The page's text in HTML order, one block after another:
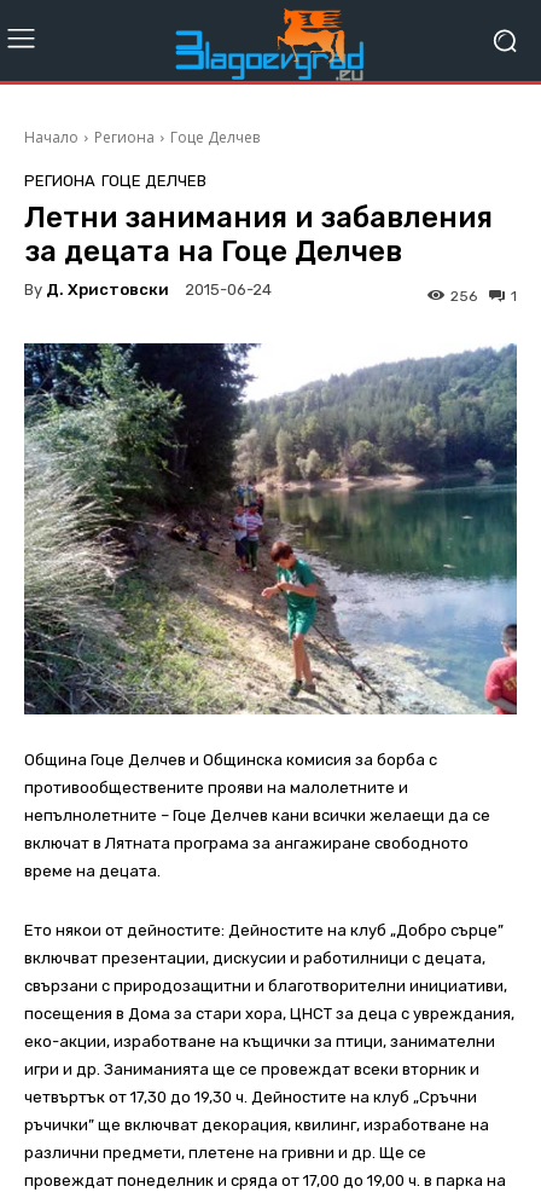
Начало Региона Гоце Делчев
РЕГИОНА ГОЦЕ ДЕЛЧЕВ
Летни занимания и забавления
за децата на Гоце Делчев
By Д. Христовски 2015-06-24 1
256
Oбщина Гоце Делчев и Общинска комисия за борба с
противообществените прояви на малолетните и
непълнолетните – Гоце Делчев кани всички желаещи да се
включат в Лятната програма за ангажиране свободното
време на децата.
Ето някои от дейностите: Дейностите на клуб „Добро сърце”
включват презентации, дискусии и работилници с децата,
свързани с природозащитни и благотворителни инициативи,
посещения в Дома за стари хора, ЦНСТ за деца с увреждания,
еко-акции, изработване на къщички за птици, занимателни
игри и др. Заниманията ще се провеждат всеки вторник и
четвъртък от 17,30 до 19,30 ч. Дейностите на клуб „Сръчни
ръчички” ще включват декорация, квилинг, изработване на
различни предмети, плетене на гривни и др. Ще се
провеждат понеделник и сряда от 17,00 до 19,00 ч. в парка на